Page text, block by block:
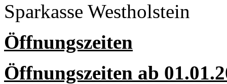
Sparkasse Westholstein
Öffnungszeiten
Öffnungszeiten ab